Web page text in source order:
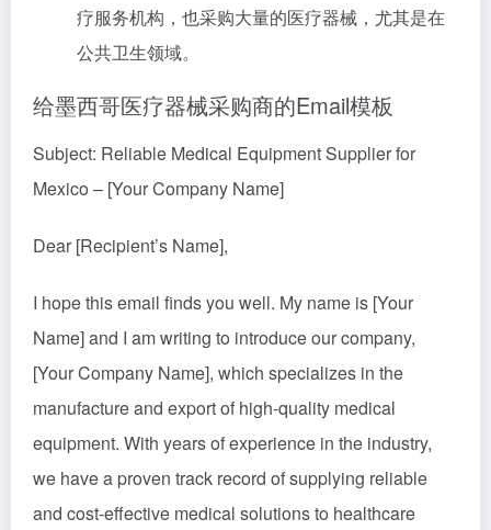
疗服务机构，也采购大量的医疗器械，尤其是在
公共卫生领域。
给墨西哥医疗器械采购商的Email模板
Subject: Reliable Medical Equipment Supplier for
Mexico – [Your Company Name]
Dear [Recipient’s Name],
I hope this email finds you well. My name is [Your
Name] and I am writing to introduce our company,
[Your Company Name], which specializes in the
manufacture and export of high-quality medical
equipment. With years of experience in the industry,
we have a proven track record of supplying reliable
and cost-effective medical solutions to healthcare